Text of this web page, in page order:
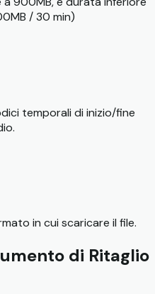
/ 30 min)
temporali di inizio/fine
in cui scaricare il file.
di Ritaglio